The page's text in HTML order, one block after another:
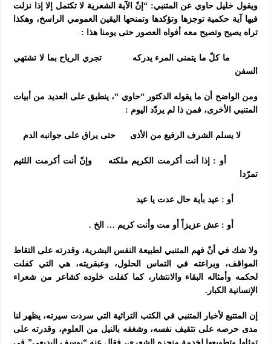
ويقول خليل حاوي عن المتنبي: “إنّ الآية الشعرية لا تكتمل إلا إذا نزلت
فيها آية حكمية توجزها وتؤكدها وتمنحها اليقين العمومي الراسخ، وهكذا
تراه يصيح وتصيح معه أفواه العصور حتى يومنا هذا :
ما كلّ ما يتمنى المرء يدركه تجري الرياح بما لا تشتهي
السفن
ومن الواضح أن ما يقوله الدكتور “حاوي “، ينطبق على العديد من أبيات
المتنبي الأخرى، فمن ذا لم يردّد اليوم :
لا يسلم الشرف الرفيع من الأذى حتى يراق على جوانبه الدم
أو : إذا أنت أكرمت الكريم ملكته وإنّ أنت أكرمت اللئيم
تمرّدا
أو : عيد بأية حال عدت يا عيد
أو : عش عزيزاً أو مت وأنت كريم … الخ .
ولا شك في أنّ فهم المتنبي لطبيعة النفس البشرية، وقدرته على التقاط
المواقف، وبراعته في التماس الحلول، وعبقريته، هي التي كفلت
لحكمه وأمثاله البقاء والانتشار، كما كفلت خلوده كشاعر من شعراء
الإنسانية الكبار.
إن المتتبع لأخبار المتنبي في الكتب التراثية التي سردت سيرته، يظهر لنا
مدى حرصه على تثقيف نفسه، وشغفه بالنيل من العلوم، وقدرته على